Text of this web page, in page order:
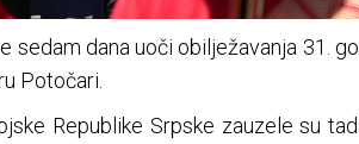
sedam dana uoči obilježavanja 31.
Potočari.
Republike Srpske zauzele su